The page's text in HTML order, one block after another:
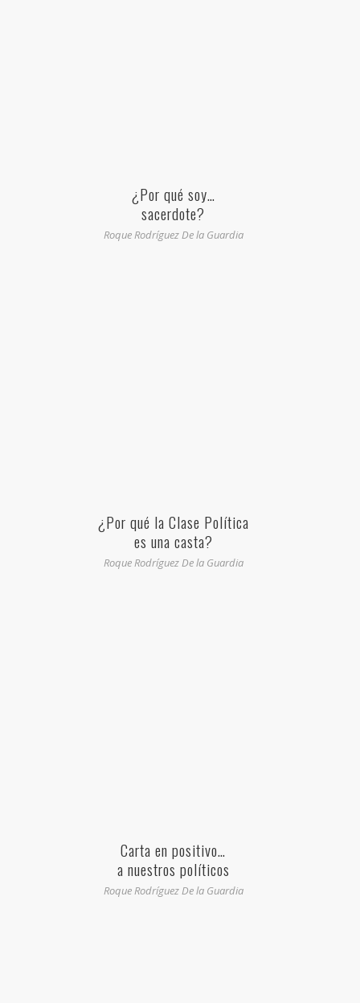
¿Por qué soy…
sacerdote?
Roque Rodríguez De la Guardia
¿Por qué la Clase Política
es una casta?
Roque Rodríguez De la Guardia
Carta en positivo…
a nuestros políticos
Roque Rodríguez De la Guardia